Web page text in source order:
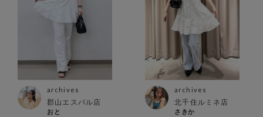
archives
郡山エスパル店
おと
archives
北千住ルミネ店
さきか